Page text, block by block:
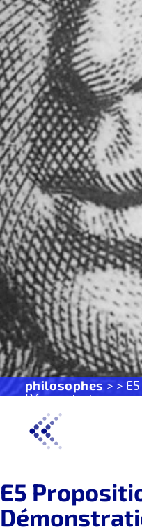
philosophes > >
Démonstration
E5